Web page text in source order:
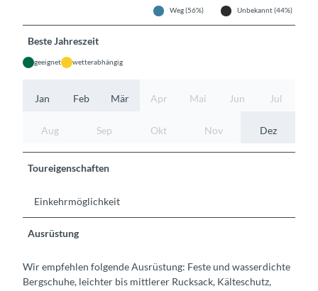
Weg (56%) Unbekannt (44%)
Beste Jahreszeit
geeignet wetterabhängig
Jan Feb Mär Apr Mai Jun Jul
Aug Sep Okt Nov Dez
Toureigenschaften
Einkehrmöglichkeit
Ausrüstung
Wir empfehlen folgende Ausrüstung: Feste und wasserdichte
Bergschuhe, leichter bis mittlerer Rucksack, Kälteschutz,